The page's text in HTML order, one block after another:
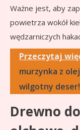
Ważne jest, aby
powietrza wokół
wędzarniczych
Przeczytaj
murzynka z
wilgotny deser!
Drewno